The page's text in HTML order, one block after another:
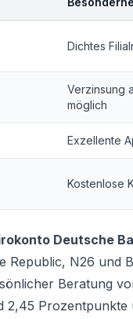
Dichtes
Verzinsung
möglich
Exzellente
Kostenlose
Deutsche
Republic, N26 und
Beratung
2,45